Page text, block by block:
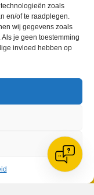
zoals
en/of te raadplegen.
wij gegevens zoals
je geen toestemming
invloed hebben op